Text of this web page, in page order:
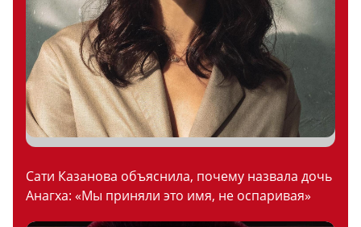
Сати Казанова объяснила, почему назвала дочь
Анагха: «Мы приняли это имя, не оспаривая»